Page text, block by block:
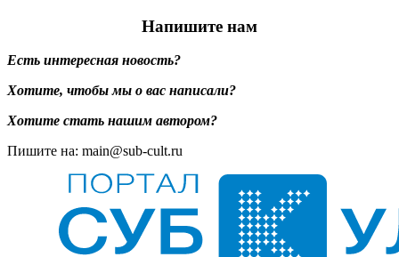
Напишите нам
Есть интересная новость?
Хотите, чтобы мы о вас написали?
Хотите стать нашим автором?
Пишите на: main@sub-cult.ru